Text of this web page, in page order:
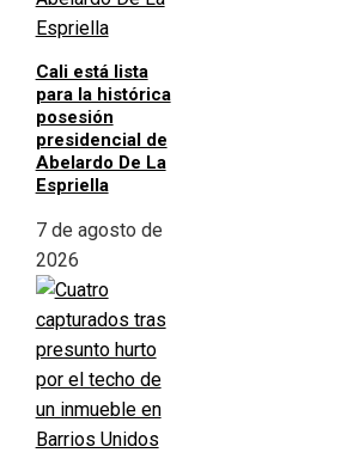
Cali está lista
para la histórica
posesión
presidencial de
Abelardo De La
Espriella
7 de agosto de
2026